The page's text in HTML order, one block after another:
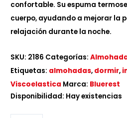
confortable. Su espuma
cuerpo, ayudando a mejorar la
relajación durante la noche.
SKU: 2186 Categorías:
Etiquetas: almohadas, dormir,
Viscoelastica Marca: Bluerest
Disponibilidad: Hay existencias